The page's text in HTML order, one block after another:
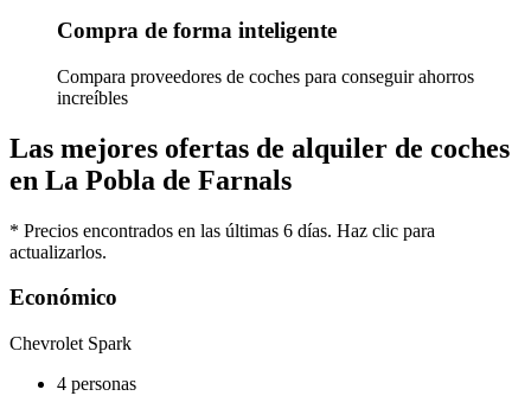
Compra de forma inteligente
Compara proveedores de coches para conseguir ahorros
increíbles
Las mejores ofertas de alquiler de coches
en La Pobla de Farnals
* Precios encontrados en las últimas 6 días. Haz clic para
actualizarlos.
Económico
Chevrolet Spark
4 personas